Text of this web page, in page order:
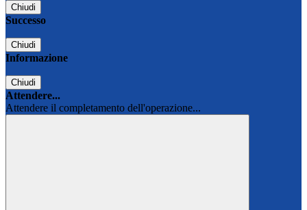
Chiudi
Successo
Chiudi
Informazione
Chiudi
Attendere...
Attendere il completamento dell'operazione...